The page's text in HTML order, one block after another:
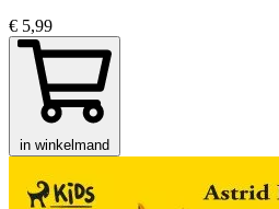
€ 5,99
in winkelmand